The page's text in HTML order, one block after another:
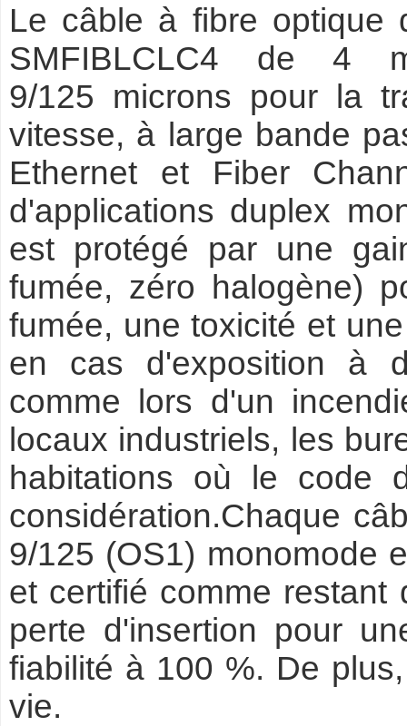
Le câble à fibre optique
SMFIBLCLC4 de 4
9/125 microns pour la
vitesse, à large bande
Ethernet et Fiber
d'applications duplex
est protégé par une
fumée, zéro halogène)
fumée, une toxicité et
en cas d'exposition à
comme lors d'un
locaux industriels, les
habitations où le code
considération.Chaque
9/125 (OS1) monomode
et certifié comme restant
perte d'insertion pour
fiabilité à 100 %. De
vie.